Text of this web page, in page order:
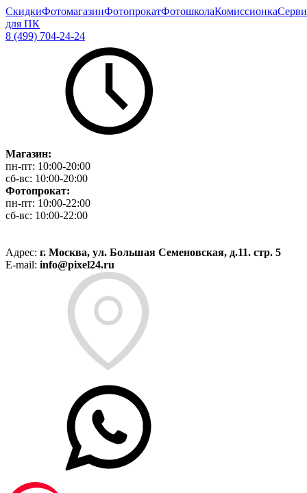
СкидкиФотомагазинФотопрокатФотошколаКомиссионка
для ПК
8 (499) 704-24-24
Магазин:
пн-пт: 10:00-20:00
сб-вс: 10:00-20:00
Фотопрокат:
пн-пт: 10:00-22:00
сб-вс: 10:00-22:00
Адрес: г. Москва, ул. Большая Семеновская, д.11. стр. 5
E-mail: info@pixel24.ru